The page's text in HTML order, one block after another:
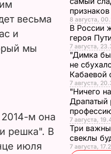
весьма
и
мы
2014-м она
решка". В
июля
8 августа,
В России
героя
7 августа,
"Димка
не
Кабаевой
7 августа,
"Ничего
Драпатый
7 августа,
Три
свеклы
7 августа,